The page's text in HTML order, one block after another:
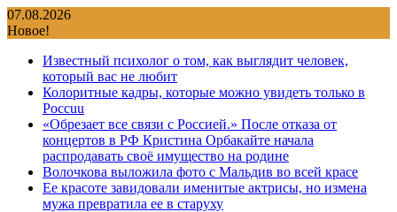
Перейти
к
07.08.2026
Новое!
Известный психолог о том, как выглядит человек,
который вас не любит
Колоритные кадры, которые можно увидеть только в
Россuu
«Обрезает все связи с Россией.» После отказа от
концертов в РФ Кристина Орбакайте начала
распродавать своё имущество на родине
Волочкова выложила фото с Мальдив во всей красе
Ее красоте завидовали именитые актрисы, но измена
мужа превратила ее в старуху